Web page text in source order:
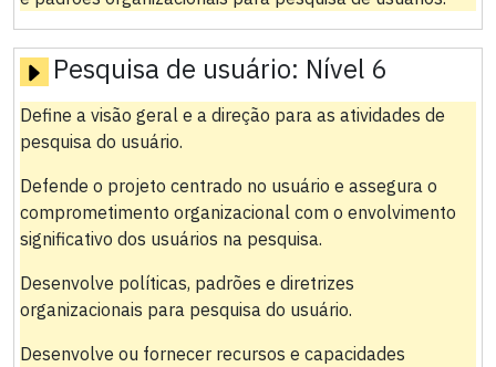
Pesquisa de usuário: Nível 6
Define a visão geral e a direção para as atividades de
pesquisa do usuário.
Defende o projeto centrado no usuário e assegura o
comprometimento organizacional com o envolvimento
significativo dos usuários na pesquisa.
Desenvolve políticas, padrões e diretrizes
organizacionais para pesquisa do usuário.
Desenvolve ou fornecer recursos e capacidades